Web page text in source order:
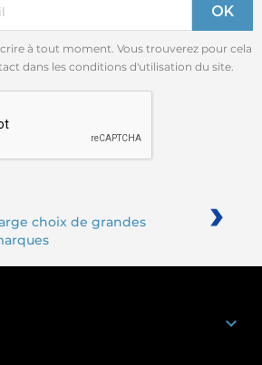
à tout moment. Vous trouverez pour cela
dans les conditions d'utilisation du site.
choix de grandes
›
